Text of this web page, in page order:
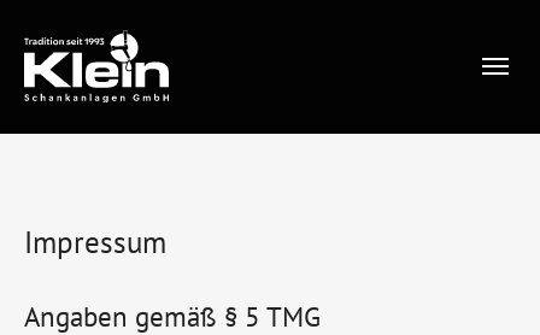
Impressum
Impressum
Angaben gemäß § 5 TMG